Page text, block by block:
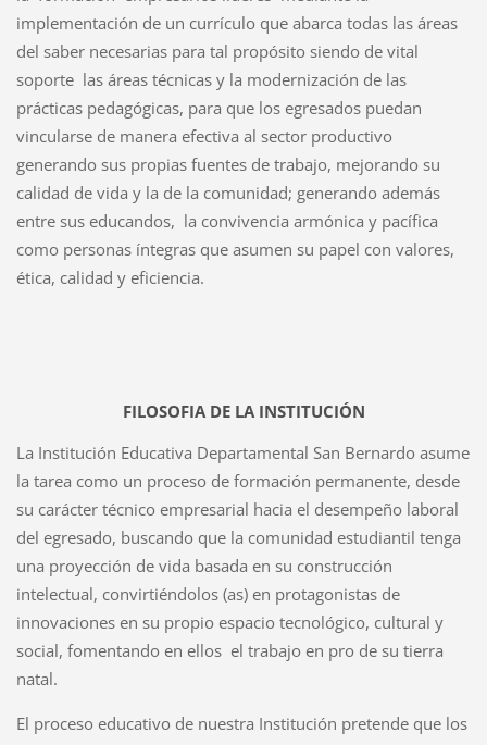
implementación de un currículo que abarca todas las áreas
del saber necesarias para tal propósito siendo de vital
soporte las áreas técnicas y la modernización de las
prácticas pedagógicas, para que los egresados puedan
vincularse de manera efectiva al sector productivo
generando sus propias fuentes de trabajo, mejorando su
calidad de vida y la de la comunidad; generando además
entre sus educandos, la convivencia armónica y pacífica
como personas íntegras que asumen su papel con valores,
ética, calidad y eficiencia.
FILOSOFIA DE LA INSTITUCIÓN
La Institución Educativa Departamental San Bernardo asume
la tarea como un proceso de formación permanente, desde
su carácter técnico empresarial hacia el desempeño laboral
del egresado, buscando que la comunidad estudiantil tenga
una proyección de vida basada en su construcción
intelectual, convirtiéndolos (as) en protagonistas de
innovaciones en su propio espacio tecnológico, cultural y
social, fomentando en ellos el trabajo en pro de su tierra
natal.
El proceso educativo de nuestra Institución pretende que los